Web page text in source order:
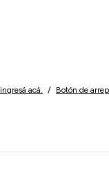
ingresá acá. / Botón de